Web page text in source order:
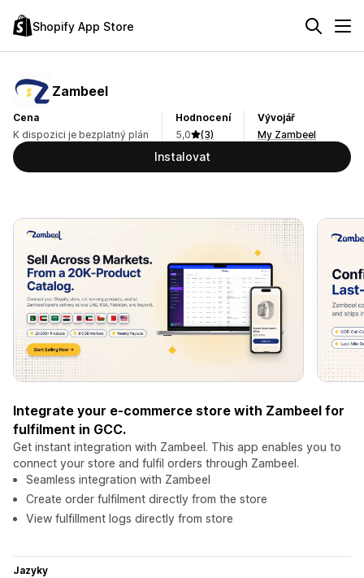
Shopify App Store
Zambeel
Cena
K dispozici je bezplatný plán
Hodnocení
5,0
(3)
Vývojář
My Zambeel
Instalovat
Integrate your e-commerce store with Zambeel for
fulfilment in GCC.
Get instant integration with Zambeel. This app enables you to
connect your store and fulfil orders through Zambeel.
Seamless integration with Zambeel
Create order fulfilment directly from the store
View fulfillment logs directly from store
Jazyky